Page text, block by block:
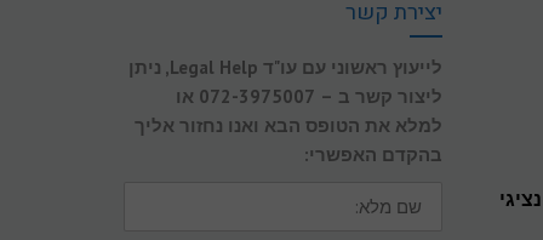
נציגי
יצירת קשר
לייעוץ ראשוני עם עו"ד Legal Help, ניתן
ליצור קשר ב – 072-3975007 או
למלא את הטופס הבא ואנו נחזור אליך
בהקדם האפשרי:
מלא: